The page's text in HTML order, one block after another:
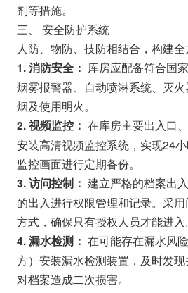
剂等措施。
三、 安全防护系统
人防、物防、技防相结合，构建全
1. 消防安全： 库房应配备符合国
烟雾报警器、自动喷淋系统、灭
烟及使用明火。
2. 视频监控： 在库房主要出入口
安装高清视频监控系统，实现24
监控画面进行定期备份。
3. 访问控制： 建立严格的档案出
的出入进行权限管理和记录。采
方式，确保只有授权人员才能进入。
4. 漏水检测： 在可能存在漏水风
方）安装漏水检测装置，及时发
对档案造成二次损害。